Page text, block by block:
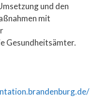
und den
mit
Gesundheitsämter.